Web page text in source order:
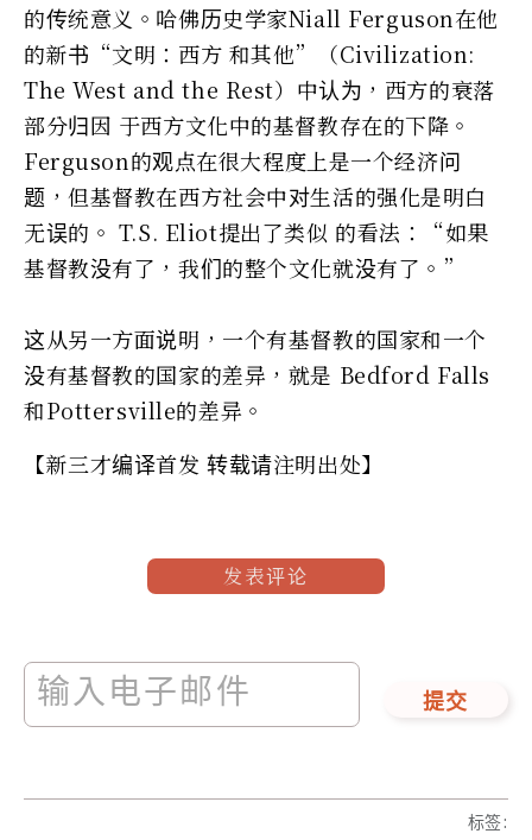
的传统意义。哈佛历史学家Niall Ferguson在他
的新书“文明：西方 和其他”（Civilization:
The West and the Rest）中认为，西方的衰落
部分归因 于西方文化中的基督教存在的下降。
Ferguson的观点在很大程度上是一个经济问
题，但基督教在西方社会中对生活的强化是明白
无误的。 T.S. Eliot提出了类似 的看法：“如果
基督教没有了，我们的整个文化就没有了。”
这从另一方面说明，一个有基督教的国家和一个
没有基督教的国家的差异，就是 Bedford Falls
和Pottersville的差异。
【新三才编译首发 转载请注明出处】
发表评论
提交
标签: